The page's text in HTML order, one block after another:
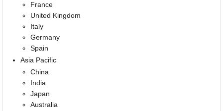
France
United Kingdom
Italy
Germany
Spain
Asia Pacific
China
India
Japan
Australia